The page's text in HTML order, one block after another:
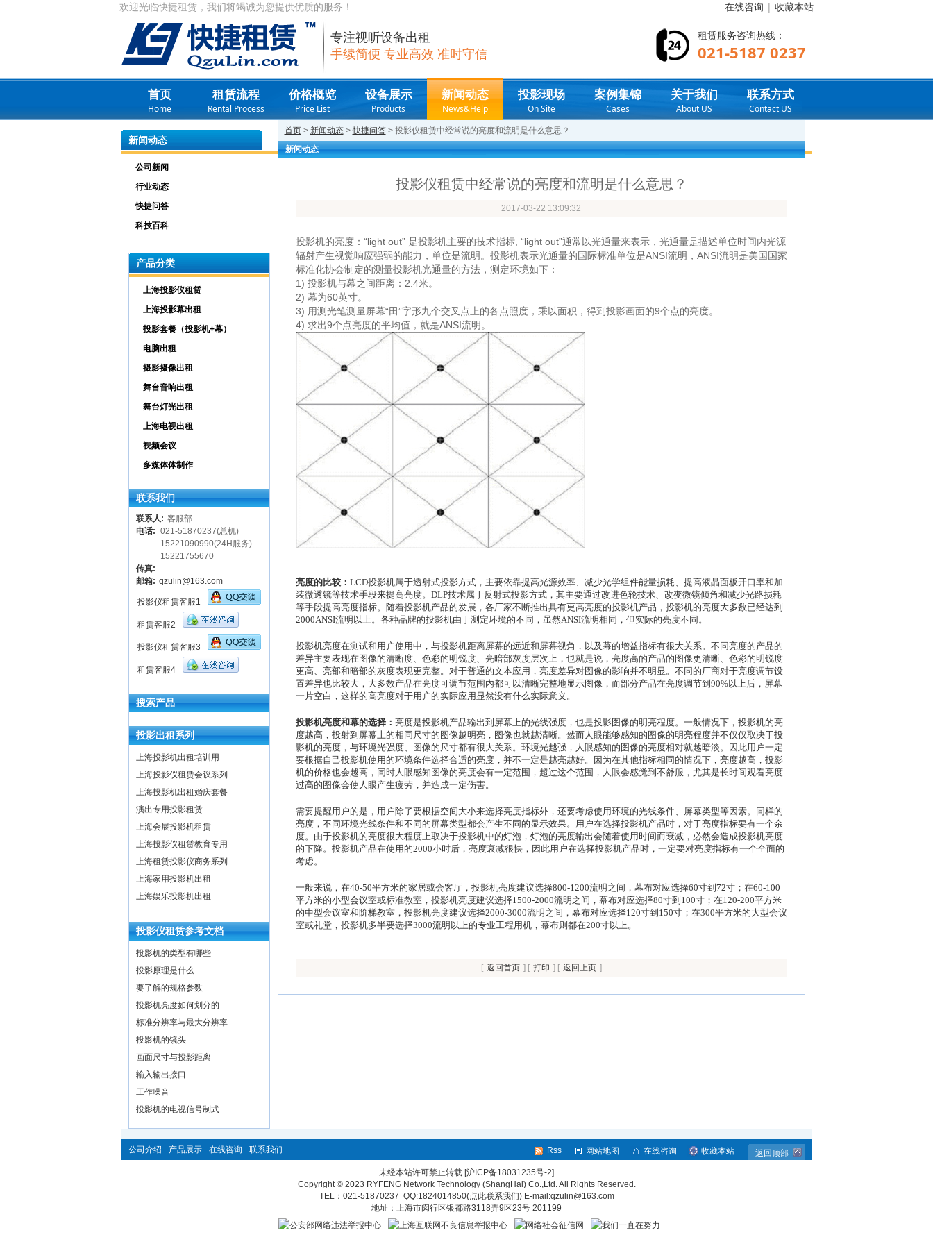
欢迎光临快捷租赁，我们将竭诚为您提供优质的服务！ 在线咨询 | 收藏本站
专注视听设备出租
手续简便 专业高效 准时守信
租赁服务咨询热线：
021-5187 0237
首页
Home
租赁流程
Rental Process
价格概览
Price List
设备展示
Products
新闻动态
News&Help
投影现场
On Site
案例集锦
Cases
关于我们
About US
联系方式
Contact US
首页> 新闻动态>快捷问答> 投影仪租赁中经常说的亮度和流明是什么意思？
新闻动态
投影仪租赁中经常说的亮度和流明是什么意思？
2017-03-22 13:09:32
投影机的亮度：“light out” 是投影机主要的技术指标, “light out”通常以光通量来表示，光通量是描述单位时间内光源
辐射产生视觉响应强弱的能力，单位是流明。投影机表示光通量的国际标准单位是ANSI流明，ANSI流明是美国国家
标准化协会制定的测量投影机光通量的方法，测定环境如下：
1) 投影机与幕之间距离：2.4米。
2) 幕为60英寸。
3) 用测光笔测量屏幕“田”字形九个交叉点上的各点照度，乘以面积，得到投影画面的9个点的亮度。
4) 求出9个点亮度的平均值，就是ANSI流明。
亮度的比较： LCD投影机属于透射式投影方式，主要依靠提高光源效率、减少光学组件能量损耗、提高液晶面板开口率和加
装微透镜等技术手段来提高亮度。DLP技术属于反射式投影方式，其主要通过改进色轮技术、改变微镜倾角和减少光路损耗
等手段提高亮度指标。随着投影机产品的发展，各厂家不断推出具有更高亮度的投影机产品，投影机的亮度大多数已经达到
2000ANSI流明以上。各种品牌的投影机由于测定环境的不同，虽然ANSI流明相同，但实际的亮度不同。
投影机亮度在测试和用户使用中，与投影机距离屏幕的远近和屏幕视角，以及幕的增益指标有很大关系。不同亮度的产品的
差异主要表现在图像的清晰度、色彩的明锐度、亮暗部灰度层次上，也就是说，亮度高的产品的图像更清晰、色彩的明锐度
更高、亮部和暗部的灰度表现更完整。对于普通的文本应用，亮度差异对图像的影响并不明显。不同的厂商对于亮度调节设
置差异也比较大，大多数产品在亮度可调节范围内都可以清晰完整地显示图像，而部分产品在亮度调节到90%以上后，屏幕
一片空白，这样的高亮度对于用户的实际应用显然没有什么实际意义。
投影机亮度和幕的选择： 亮度是投影机产品输出到屏幕上的光线强度，也是投影图像的明亮程度。一般情况下，投影机的亮
度越高，投射到屏幕上的相同尺寸的图像越明亮，图像也就越清晰。然而人眼能够感知的图像的明亮程度并不仅仅取决于投
影机的亮度，与环境光强度、图像的尺寸都有很大关系。环境光越强，人眼感知的图像的亮度相对就越暗淡。因此用户一定
要根据自己投影机使用的环境条件选择合适的亮度，并不一定是越亮越好。因为在其他指标相同的情况下，亮度越高，投影
机的价格也会越高，同时人眼感知图像的亮度会有一定范围，超过这个范围，人眼会感觉到不舒服，尤其是长时间观看亮度
过高的图像会使人眼产生疲劳，并造成一定伤害。
需要提醒用户的是，用户除了要根据空间大小来选择亮度指标外，还要考虑使用环境的光线条件、屏幕类型等因素。同样的
亮度，不同环境光线条件和不同的屏幕类型都会产生不同的显示效果。用户在选择投影机产品时，对于亮度指标要有一个余
度。由于投影机的亮度很大程度上取决于投影机中的灯泡，灯泡的亮度输出会随着使用时间而衰减，必然会造成投影机亮度
的下降。投影机产品在使用的2000小时后，亮度衰减很快，因此用户在选择投影机产品时，一定要对亮度指标有一个全面的
考虑。
一般来说，在40-50平方米的家居或会客厅，投影机亮度建议选择800-1200流明之间，幕布对应选择60寸到72寸；在60-100
平方米的小型会议室或标准教室，投影机亮度建议选择1500-2000流明之间，幕布对应选择80寸到100寸；在120-200平方米
的中型会议室和阶梯教室，投影机亮度建议选择2000-3000流明之间，幕布对应选择120寸到150寸；在300平方米的大型会议
室或礼堂，投影机多半要选择3000流明以上的专业工程用机，幕布则都在200寸以上。
[ 返回首页 ] [ 打印 ] [ 返回上页 ]
新闻动态
公司新闻
行业动态
快捷问答
科技百科
产品分类
上海投影仪租赁
上海投影幕出租
投影套餐（投影机+幕）
电脑出租
摄影摄像出租
舞台音响出租
舞台灯光出租
上海电视出租
视频会议
多媒体体制作
联系我们
联系人: 客服部
电话: 021-51870237(总机)
15221090990(24H服务)
15221755670
传真:
邮箱: qzulin@163.com
投影仪租赁客服1
租赁客服2
投影仪租赁客服3
租赁客服4
搜索产品
投影出租系列
上海投影机出租培训用
上海投影仪租赁会议系列
上海投影机出租婚庆套餐
演出专用投影租赁
上海会展投影机租赁
上海投影仪租赁教育专用
上海租赁投影仪商务系列
上海家用投影机出租
上海娱乐投影机出租
投影仪租赁参考文档
投影机的类型有哪些
投影原理是什么
要了解的规格参数
投影机亮度如何划分的
标准分辨率与最大分辨率
投影机的镜头
画面尺寸与投影距离
输入输出接口
工作噪音
投影机的电视信号制式
返回顶部
公司介绍 产品展示 在线咨询 联系我们 Rss 网站地图 在线咨询 收藏本站
未经本站许可禁止转载 [沪ICP备18031235号-2]
Copyright © 2023 RYFENG Network Technology (ShangHai) Co.,Ltd. All Rights Reserved.
TEL：021-51870237 QQ:1824014850(点此联系我们)E-mail:qzulin@163.com
地址：上海市闵行区银都路3118弄9区23号 201199